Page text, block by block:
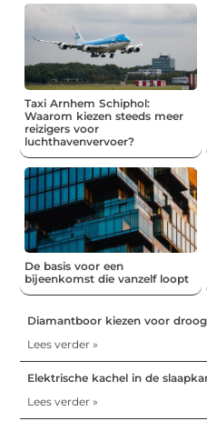
Taxi Arnhem Schiphol:
Waarom kiezen steeds meer
reizigers voor
luchthavenvervoer?
De basis voor een
bijeenkomst die vanzelf loopt
Diamantboor kiezen voor
Lees verder »
Elektrische kachel in de
Lees verder »